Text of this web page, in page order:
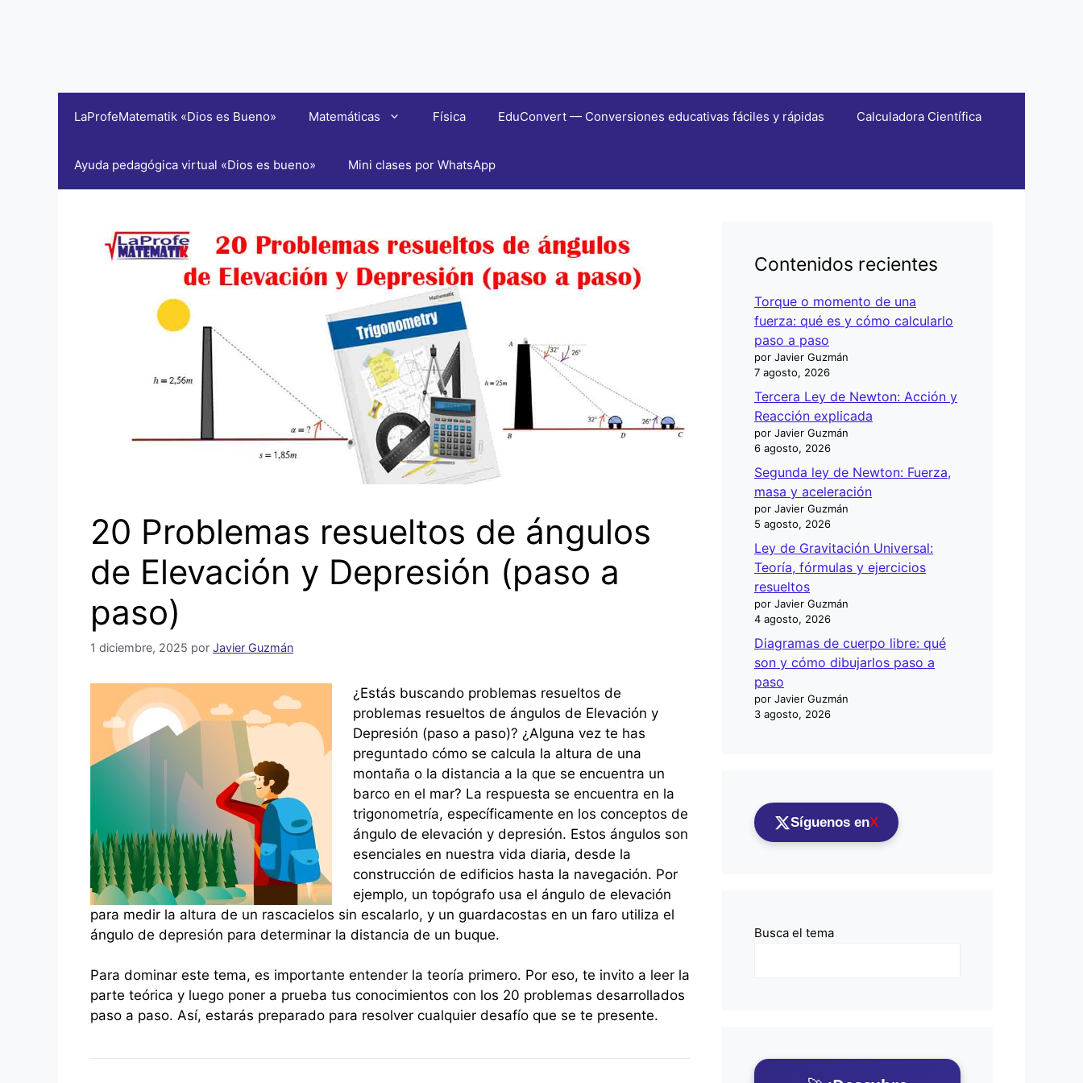
LaProfeMatematik «Dios es Bueno» Matemáticas Física EduConvert — Conversiones educativas fáciles y rápidas Calculadora Científica
Ayuda pedagógica virtual «Dios es bueno» Mini clases por WhatsApp
20 Problemas resueltos de ángulos
de Elevación y Depresión (paso a
paso)
1 diciembre, 2025 por Javier Guzmán
¿Estás buscando problemas resueltos de
problemas resueltos de ángulos de Elevación y
Depresión (paso a paso)? ¿Alguna vez te has
preguntado cómo se calcula la altura de una
montaña o la distancia a la que se encuentra un
barco en el mar? La respuesta se encuentra en la
trigonometría, específicamente en los conceptos de
ángulo de elevación y depresión. Estos ángulos son
esenciales en nuestra vida diaria, desde la
construcción de edificios hasta la navegación. Por
ejemplo, un topógrafo usa el ángulo de elevación
para medir la altura de un rascacielos sin escalarlo, y un guardacostas en un faro utiliza el
ángulo de depresión para determinar la distancia de un buque.
Para dominar este tema, es importante entender la teoría primero. Por eso, te invito a leer la
parte teórica y luego poner a prueba tus conocimientos con los 20 problemas desarrollados
paso a paso. Así, estarás preparado para resolver cualquier desafío que se te presente.
Contenidos recientes
Torque o momento de una
fuerza: qué es y cómo calcularlo
paso a paso
por Javier Guzmán
7 agosto, 2026
Tercera Ley de Newton: Acción y
Reacción explicada
por Javier Guzmán
6 agosto, 2026
Segunda ley de Newton: Fuerza,
masa y aceleración
por Javier Guzmán
5 agosto, 2026
Ley de Gravitación Universal:
Teoría, fórmulas y ejercicios
resueltos
por Javier Guzmán
4 agosto, 2026
Diagramas de cuerpo libre: qué
son y cómo dibujarlos paso a
paso
por Javier Guzmán
3 agosto, 2026
Síguenos enX
Busca el tema